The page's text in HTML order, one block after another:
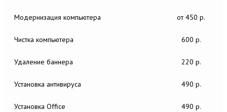
Модернизация компьютера от 450 р.
Чистка компьютера 600 р.
Удаление баннера 220 р.
Установка антивируса 490 р.
Установка Office 490 р.